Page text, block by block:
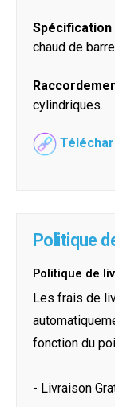
Spécification
chaud de
cylindriques.
Politique
Politique de
Les frais de
fonction du
- Livraison